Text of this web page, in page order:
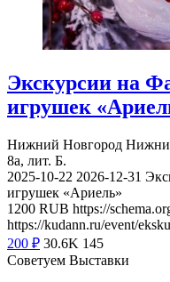
Экскурсии на
игрушек
Нижний Новгород
8а, лит. Б.
2025-10-22 2026-12-31
игрушек «Ариель»
1200 RUB https://
https://kudann.ru/event/
200 ₽ 30.6K 145
Советуем Выставки